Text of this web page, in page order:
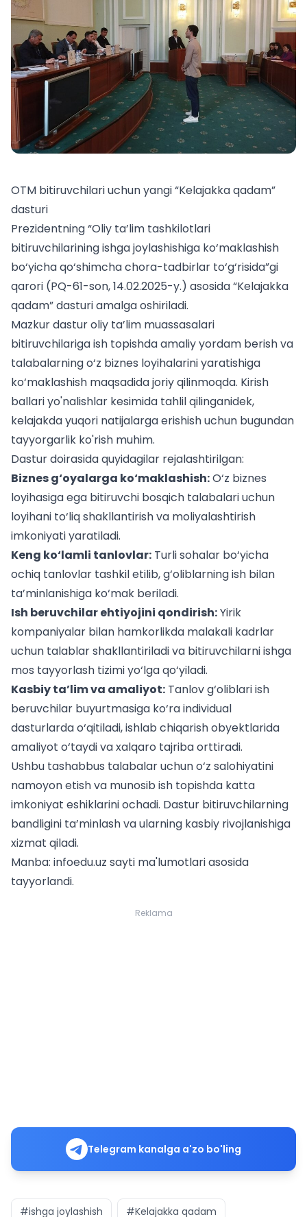
OTM bitiruvchilari uchun yangi “Kelajakka qadam”
dasturi
Prezidentning “Oliy ta’lim tashkilotlari
bitiruvchilarining ishga joylashishiga ko‘maklashish
bo‘yicha qo‘shimcha chora-tadbirlar to‘g‘risida”gi
qarori (PQ-61-son, 14.02.2025-y.) asosida “Kelajakka
qadam” dasturi amalga oshiriladi.
Mazkur dastur oliy ta’lim muassasalari
bitiruvchilariga ish topishda amaliy yordam berish va
talabalarning o‘z biznes loyihalarini yaratishiga
ko‘maklashish maqsadida joriy qilinmoqda. Kirish
ballari yo'nalishlar kesimida tahlil qilinganidek,
kelajakda yuqori natijalarga erishish uchun bugundan
tayyorgarlik ko'rish muhim.
Dastur doirasida quyidagilar rejalashtirilgan:
Biznes g‘oyalarga ko‘maklashish:O‘z biznes
loyihasiga ega bitiruvchi bosqich talabalari uchun
loyihani to‘liq shakllantirish va moliyalashtirish
imkoniyati yaratiladi.
Keng ko‘lamli tanlovlar: Turli sohalar bo‘yicha
ochiq tanlovlar tashkil etilib, g‘oliblarning ish bilan
ta’minlanishiga ko‘mak beriladi.
Ish beruvchilar ehtiyojini qondirish:Yirik
kompaniyalar bilan hamkorlikda malakali kadrlar
uchun talablar shakllantiriladi va bitiruvchilarni ishga
mos tayyorlash tizimi yo‘lga qo‘yiladi.
Kasbiy ta’lim va amaliyot: Tanlov g‘oliblari ish
beruvchilar buyurtmasiga ko‘ra individual
dasturlarda o‘qitiladi, ishlab chiqarish obyektlarida
amaliyot o‘taydi va xalqaro tajriba orttiradi.
Ushbu tashabbus talabalar uchuno‘z salohiyatini
namoyon etish va munosib ish topishda katta
imkoniyat eshiklarini ochadi. Dastur bitiruvchilarning
bandligini ta’minlash va ularning kasbiy rivojlanishiga
xizmat qiladi.
Manba: infoedu.uz sayti ma'lumotlari asosida
tayyorlandi.
Reklama
Telegram kanalga a'zo bo'ling
#ishga joylashish #Kelajakka qadam